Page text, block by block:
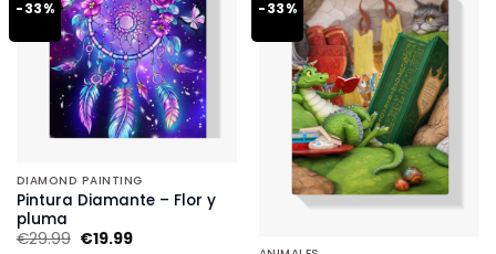
-33%
DIAMOND PAINTING
Pintura Diamante – Flor y
pluma
€29.99 €19.99
-33%